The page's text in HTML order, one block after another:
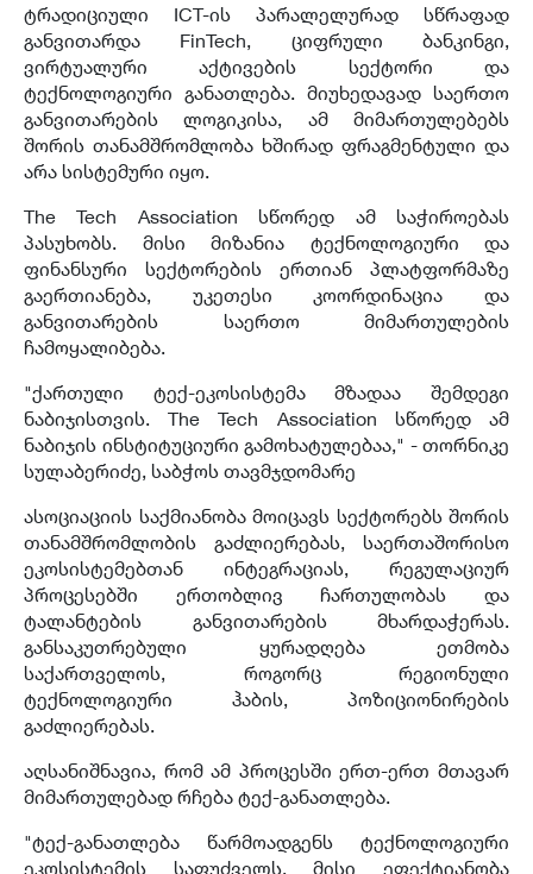
ტრადიციული ICT-ის პარალელურად სწრაფად
განვითარდა FinTech, ციფრული ბანკინგი,
ვირტუალური აქტივების სექტორი და
ტექნოლოგიური განათლება. მიუხედავად საერთო
განვითარების ლოგიკისა, ამ მიმართულებებს
შორის თანამშრომლობა ხშირად ფრაგმენტული და
არა სისტემური იყო.
The Tech Association სწორედ ამ საჭიროებას
პასუხობს. მისი მიზანია ტექნოლოგიური და
ფინანსური სექტორების ერთიან პლატფორმაზე
გაერთიანება, უკეთესი კოორდინაცია და
განვითარების საერთო მიმართულების
ჩამოყალიბება.
"ქართული ტექ-ეკოსისტემა მზადაა შემდეგი
ნაბიჯისთვის. The Tech Association სწორედ ამ
ნაბიჯის ინსტიტუციური გამოხატულებაა," - თორნიკე
სულაბერიძე, საბჭოს თავმჯდომარე
ასოციაციის საქმიანობა მოიცავს სექტორებს შორის
თანამშრომლობის გაძლიერებას, საერთაშორისო
ეკოსისტემებთან ინტეგრაციას, რეგულაციურ
პროცესებში ერთობლივ ჩართულობას და
ტალანტების განვითარების მხარდაჭერას.
განსაკუთრებული ყურადღება ეთმობა
საქართველოს, როგორც რეგიონული
ტექნოლოგიური ჰაბის, პოზიციონირების
გაძლიერებას.
აღსანიშნავია, რომ ამ პროცესში ერთ-ერთ მთავარ
მიმართულებად რჩება ტექ-განათლება.
"ტექ-განათლება წარმოადგენს ტექნოლოგიური
ეკოსისტემის საფუძველს. მისი ეფექტიანობა